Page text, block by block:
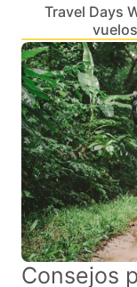
Travel Days
Consejos